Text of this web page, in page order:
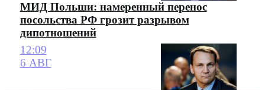
МИД Польши: намеренный перенос
посольства РФ грозит разрывом
дипотношений
12:09
6 АВГ